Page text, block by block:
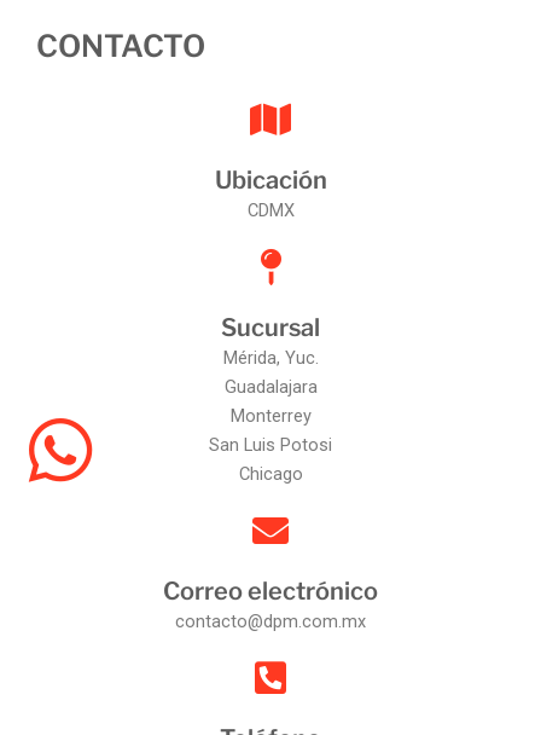
CONTACTO
Ubicación
CDMX
Sucursal
Mérida, Yuc.
Guadalajara
Monterrey
San Luis Potosi
Chicago
Correo electrónico
contacto@dpm.com.mx